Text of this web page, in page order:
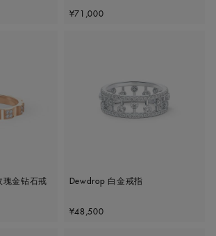
Original price
¥71,000
瑰金钻石戒
Dewdrop 白金戒指
Original price
¥48,500